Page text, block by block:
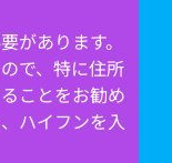
があります。
で、特に住所
ことをお勧め
ハイフンを入